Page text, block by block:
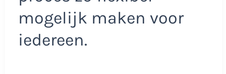
mogelijk maken voor
iedereen.